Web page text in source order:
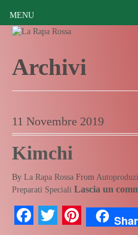
Archivi
11 Novembre 2019
Kimchi
By La Rapa Rossa From
Preparati Speciali Lascia un
Facebook
Twitter
MENU